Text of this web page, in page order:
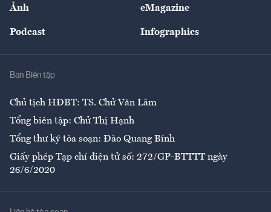
Giải trí
Ảnh eMagazine
Podcast Infographics
Ban Biên tập
Chủ tịch HĐBT: TS. Chử Văn Lâm
Tổng biên tập: Chử Thị Hạnh
Tổng thư ký tòa soạn: Đào Quang Bính
Giấy phép Tạp chí điện tử số: 272/GP-BTTTT ngày
26/6/2020